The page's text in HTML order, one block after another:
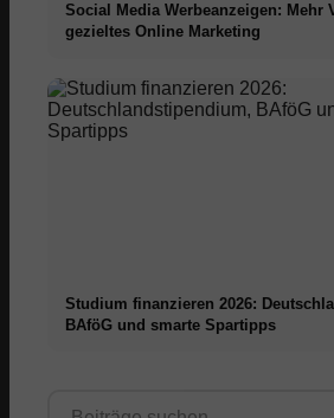
Social Media Werbeanzeigen: Mehr
gezieltes Online Marketing
Studium finanzieren 2026:
BAföG und smarte Spartipps